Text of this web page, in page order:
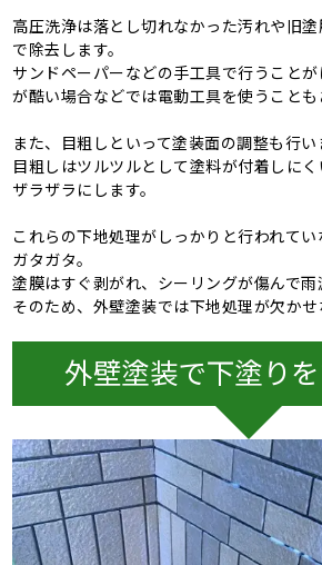
高圧洗浄は落とし切れなかった汚れや旧
で除去します。
サンドペーパーなどの手工具で行うこと
が酷い場合などでは電動工具を使うことも
また、目粗しといって塗装面の調整も行い
目粗しはツルツルとして塗料が付着しに
ザラザラにします。
これらの下地処理がしっかりと行われて
ガタガタ。
塗膜はすぐ剥がれ、シーリングが傷んで雨
そのため、外壁塗装では下地処理が欠かせ
外壁塗装で下塗り